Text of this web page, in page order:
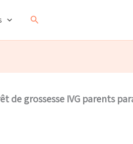
Rechercher
de grossesse IVG parents